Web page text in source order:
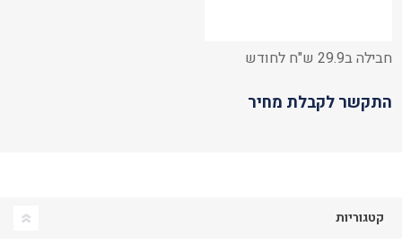
חבילה ב29.9 ש"ח לחודש
התקשר לקבלת מחיר
קטגוריות